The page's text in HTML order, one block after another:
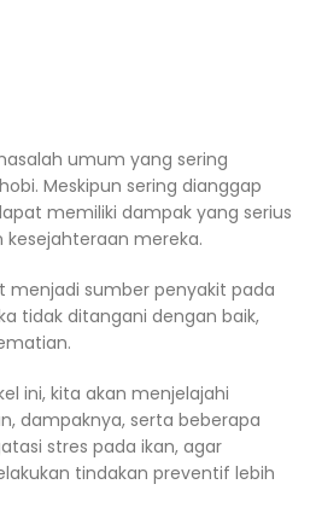
umum yang sering
Meskipun sering dianggap
memiliki dampak yang serius
mereka.
menjadi sumber penyakit pada
tidak ditangani dengan baik,
ini, kita akan menjelajahi
dampaknya, serta beberapa
stres pada ikan, agar
tindakan preventif lebih